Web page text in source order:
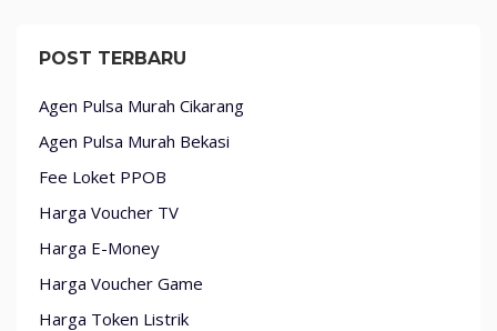
POST TERBARU
Agen Pulsa Murah Cikarang
Agen Pulsa Murah Bekasi
Fee Loket PPOB
Harga Voucher TV
Harga E-Money
Harga Voucher Game
Harga Token Listrik